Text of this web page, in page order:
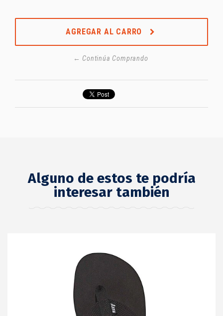
AGREGAR AL CARRO
← Continúa Comprando
Alguno de estos te podría
interesar también